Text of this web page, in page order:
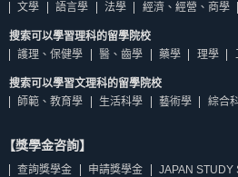
文學
語言學 法學 經濟、經營、商學
搜索可以學習理科的留學院校
護理、保健學
醫、齒學 藥學 理學
搜索可以學習文理科的留學院校
師範、教育學
生活科學 藝術學 綜合
【獎學金咨詢】
查詢獎學金 申請獎學金 JAPAN STUDY